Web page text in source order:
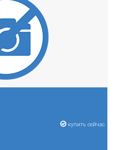
купить сейчас